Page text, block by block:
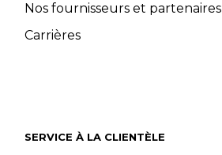
Nos fournisseurs et partenaires
Carrières
SERVICE À LA CLIENTÈLE